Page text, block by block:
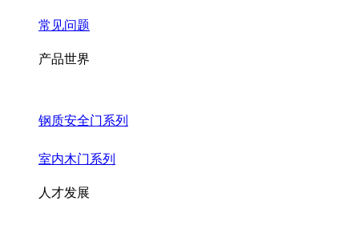
常见问题
产品世界
钢质安全门系列
室内木门系列
人才发展